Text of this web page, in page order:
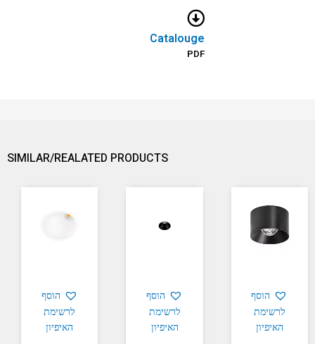
Catalouge
PDF
SIMILAR/REALATED PRODUCTS
הוסף
לרשימת
האיפיון
הוסף
לרשימת
האיפיון
הוסף
לרשימת
האיפיון